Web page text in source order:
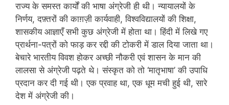
राज्य के समस्त कार्यों की भाषा अंग्रेजी ही थी। न्यायालयों के
निर्णय, दफ़्तरों की काग़ज़ी कार्यवाही, विश्वविद्यालयों की शिक्षा,
शासकीय आज्ञाएँ सभी कुछ अंग्रेजी में होता था। हिंदी में लिखे गए
प्रार्थना-पत्रों को फाड़ कर रद्दी की टोकरी में डाल दिया जाता था।
बेचारे भारतीय विवश होकर अच्छी नौकरी एवं शासन के मान की
लालसा से अंग्रेजी पढ़ते थे। संस्कृत को तो ‘मातृभाषा’ की उपाधि
प्रदान कर दी गई थी। एक प्रवाह था, एक धूम मची हुई थी, सारे
देश में अंग्रेजी की।